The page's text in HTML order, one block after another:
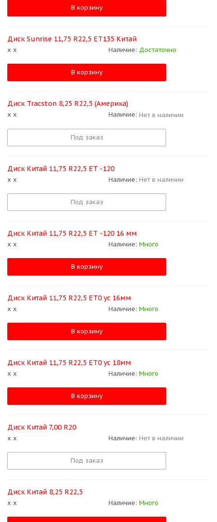
В корзину
Диск Sunrise 11,75 R22,5 ЕТ135 Китай
x x Наличие: Достаточно
В корзину
Диск Tracston 8,25 R22,5 (Америка)
x x Наличие: Нет в наличии
Под заказ
Диск Китай 11,75 R22,5 ЕТ -120
x x Наличие: Нет в наличии
Под заказ
Диск Китай 11,75 R22,5 ЕТ -120 16 мм
x x Наличие: Много
В корзину
Диск Китай 11,75 R22,5 ЕТ0 ус 16мм
x x Наличие: Много
В корзину
Диск Китай 11,75 R22,5 ЕТ0 ус 18мм
x x Наличие: Много
В корзину
Диск Китай 7,00 R20
x x Наличие: Нет в наличии
Под заказ
Диск Китай 8,25 R22,5
x x Наличие: Много